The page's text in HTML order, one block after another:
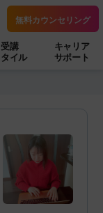
無料カウンセリング
受講
イル
キャリア
サポート